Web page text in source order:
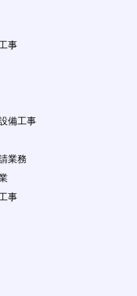
者に
の第
テン
、不快
人・
の収
利用
と、
るこ
）
事
備工事
業務
事